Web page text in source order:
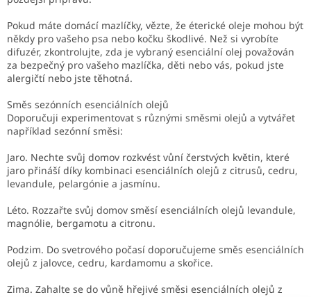
Pokud máte domácí mazlíčky, vězte, že éterické oleje mohou být
někdy pro vašeho psa nebo kočku škodlivé. Než si vyrobíte
difuzér, zkontrolujte, zda je vybraný esenciální olej považován
za bezpečný pro vašeho mazlíčka, děti nebo vás, pokud jste
alergičtí nebo jste těhotná.
Směs sezónních esenciálních olejů
Doporučuji experimentovat s různými směsmi olejů a vytvářet
například sezónní směsi:
Jaro. Nechte svůj domov rozkvést vůní čerstvých květin, které
jaro přináší díky kombinaci esenciálních olejů z citrusů, cedru,
levandule, pelargónie a jasmínu.
Léto. Rozzařte svůj domov směsí esenciálních olejů levandule,
magnólie, bergamotu a citronu.
Podzim. Do svetrového počasí doporučujeme směs esenciálních
olejů z jalovce, cedru, kardamomu a skořice.
Zima. Zahalte se do vůně hřejivé směsi esenciálních olejů z